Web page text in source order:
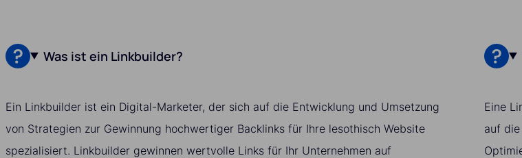
Was ist ein Linkbuilder?
Ein Linkbuilder ist ein Digital-Marketer, der sich auf die Entwicklung und Umsetzung
von Strategien zur Gewinnung hochwertiger Backlinks für Ihre lesothisch Website
spezialisiert. Linkbuilder gewinnen wertvolle Links für Ihr Unternehmen auf
Eine
auf